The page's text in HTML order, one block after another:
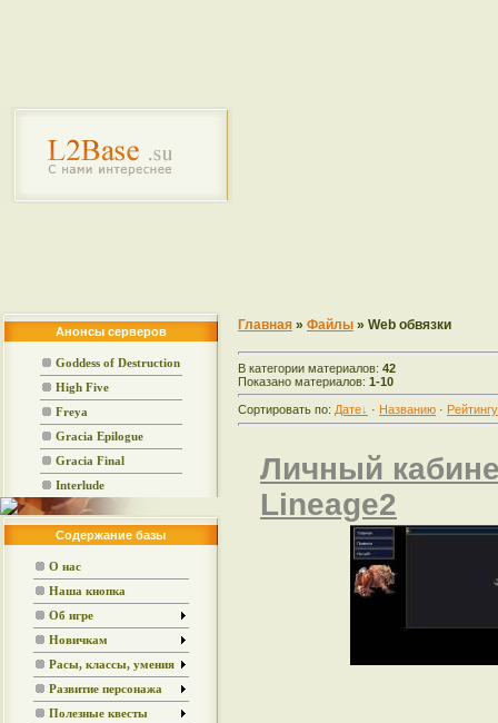
Анонсы серверов
Goddess of Destruction
High Five
Freya
Gracia Epilogue
Gracia Final
Interlude
Содержание базы
О нас
Наша кнопка
Об игре
Новичкам
Расы, классы, умения
Развитие персонажа
Полезные квесты
Главная » Файлы » Web обвязки
В категории материалов: 42
Показано материалов: 1-10
Сортировать по: Дате · Названию · Рейтингу
Личный
Lineage2